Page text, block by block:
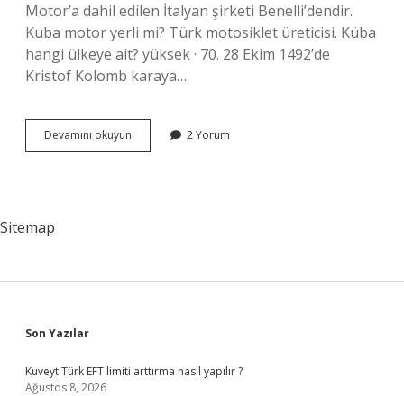
Motor’a dahil edilen İtalyan şirketi Benelli’dendir.
Kuba motor yerli mi? Türk motosiklet üreticisi. Küba
hangi ülkeye ait? yüksek · 70. 28 Ekim 1492’de
Kristof Kolomb karaya…
Devamını okuyun
Türk
2 Yorum
Sitemap
Sidebar
Son Yazılar
Kuveyt Türk EFT limiti arttırma nasıl yapılır ?
Ağustos 8, 2026